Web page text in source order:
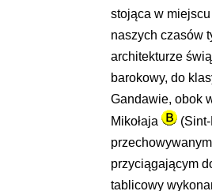
stojąca w
naszych czasów
architekturze
barokowy, do
Gandawie, obok
Mikołaja
przyciągającym
tablicowy